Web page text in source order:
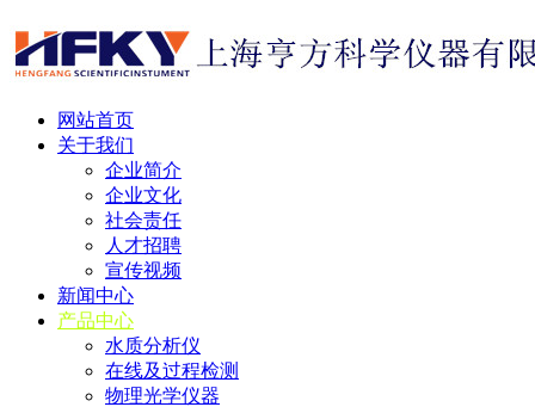
网站首页
关于我们
企业简介
企业文化
社会责任
人才招聘
宣传视频
新闻中心
产品中心
水质分析仪
在线及过程检测
物理光学仪器